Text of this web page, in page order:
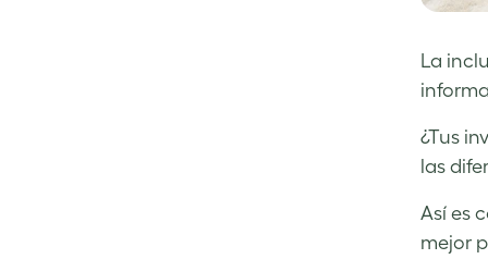
La
¿Tus
las
Así es
mejor